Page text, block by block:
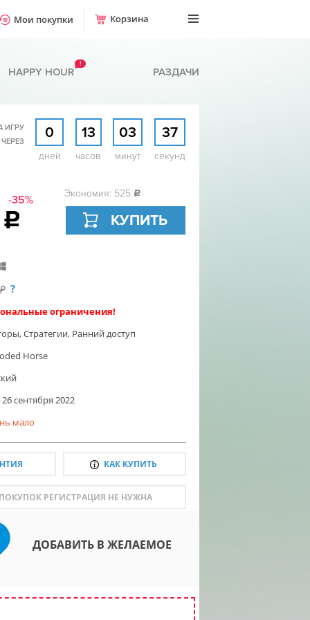
Мои покупки Корзина
HAPPY HOUR
!
РАЗДАЧИ
ИГРУ
0
дней
13
часов
03
минут
36
секунд
-35%
c
Экономия: 525 c
КУПИТЬ
?
ограничения!
,Стратегии, Ранний доступ
Horse
26 сентября 2022
мало
КАК КУПИТЬ
РЕГИСТРАЦИЯ НЕ НУЖНА
ДОБАВИТЬ В ЖЕЛАЕМОЕ